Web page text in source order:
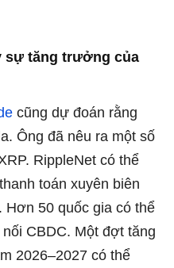
sự tăng trưởng của
cũng dự đoán rằng
Ông đã nêu ra một số
RippleNet có thể
toán xuyên biên
50 quốc gia có thể
CBDC. Một đợt tăng
2026–2027 có thể